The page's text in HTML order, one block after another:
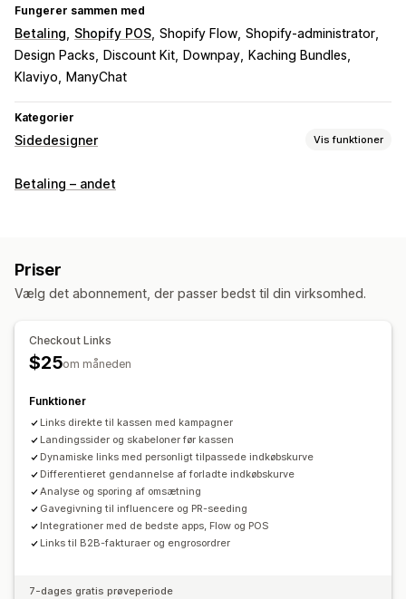
Fungerer sammen med
Betaling Shopify POS Shopify Flow Shopify-administrator
Design Packs
Discount Kit Downpay
Kaching Bundles
Klaviyo
ManyChat
Kategorier
Sidedesigner Vis funktioner
Sidetyper
Administration af sider
Sider med kladder
Kodestykker
Dynamisk på mobil
Betaling – andet
Priser
Vælg det abonnement, der passer bedst til din virksomhed.
Checkout Links
$25om måneden
Funktioner
Links direkte til kassen med kampagner
Landingssider og skabeloner før kassen
Dynamiske links med personligt tilpassede indkøbskurve
Differentieret gendannelse af forladte indkøbskurve
Analyse og sporing af omsætning
Gavegivning til influencere og PR-seeding
Integrationer med de bedste apps, Flow og POS
Links til B2B-fakturaer og engrosordrer
7-dages gratis prøveperiode